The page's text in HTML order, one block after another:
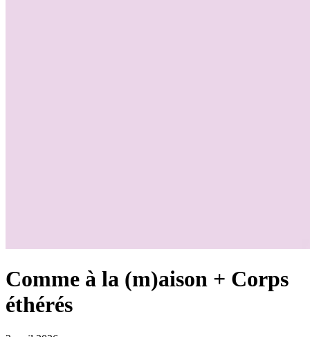
Comme à la (m)aison + Corps
éthérés